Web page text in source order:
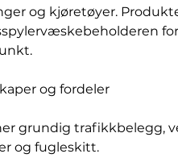
og kjøretøyer.
og fordeler
grundig trafikkbelegg,
og fugleskitt.